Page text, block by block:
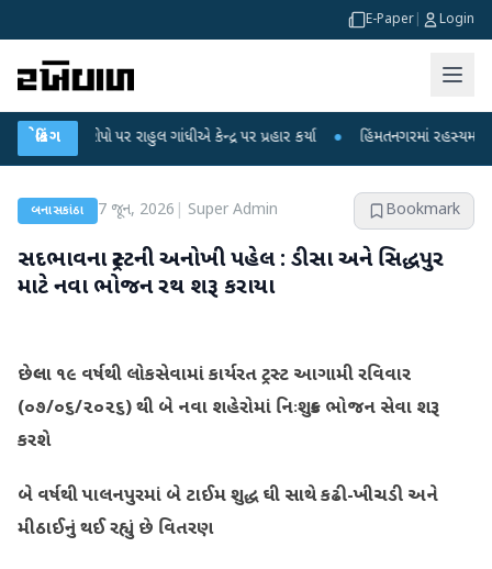
E-Paper Login
બ્રેકિંગ
આરોપો પર રાહુલ ગાંધીએ કેન્દ્ર પર પ્રહાર કર્યા ● હિંમતનગરમાં રહસ્યમય વાયરસ કે
બનાસકાંઠા 7 જૂન, 2026 Super Admin Bookmark
સદભાવના ટ્રસ્ટની અનોખી પહેલ : ડીસા અને સિદ્ધપુર
માટે નવા ભોજન રથ શરૂ કરાયા
છેલ્લા ૧૯ વર્ષથી લોકસેવામાં કાર્યરત ટ્રસ્ટ આગામી રવિવાર
(૦૭/૦૬/૨૦૨૬) થી બે નવા શહેરોમાં નિઃશુલ્ક ભોજન સેવા શરૂ
કરશે
બે વર્ષથી પાલનપુરમાં બે ટાઈમ શુદ્ધ ઘી સાથે કઢી-ખીચડી અને
મીઠાઈનું થઈ રહ્યું છે વિતરણ